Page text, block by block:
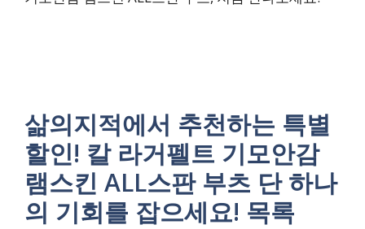
삶의지적에서 추천하는 특별
할인! 칼 라거펠트 기모안감
램스킨 ALL스판 부츠 단 하나
의 기회를 잡으세요! 목록